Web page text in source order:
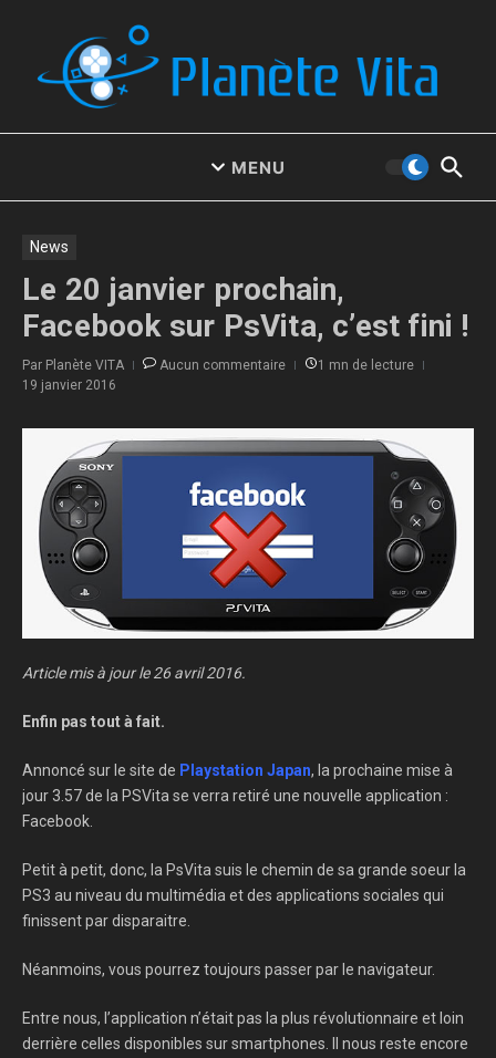
MENU
News
Le 20 janvier prochain,
Facebook sur PsVita, c’est fini !
Par Planète VITA Aucun commentaire
1 mn de lecture
19 janvier 2016
Article mis à jour le 26 avril 2016.
Enfin pas tout à fait.
Annoncé sur le site de Playstation Japan, la prochaine mise à
jour 3.57 de la PSVita se verra retiré une nouvelle application :
Facebook.
Petit à petit, donc, la PsVita suis le chemin de sa grande soeur la
PS3 au niveau du multimédia et des applications sociales qui
finissent par disparaitre.
Néanmoins, vous pourrez toujours passer par le navigateur.
Entre nous, l’application n’était pas la plus révolutionnaire et loin
derrière celles disponibles sur smartphones. Il nous reste encore